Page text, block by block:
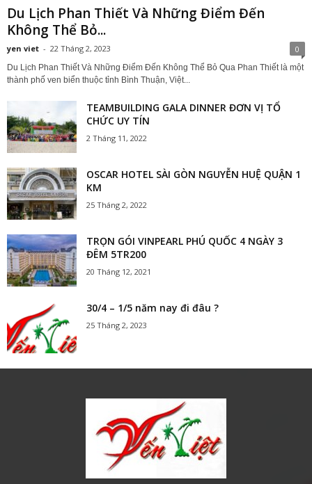
Du Lịch Phan Thiết Và Những Điểm Đến
Không Thể Bỏ...
yen viet - 22 Tháng 2, 2023 0
Du Lịch Phan Thiết Và Những Điểm Đến Không Thể Bỏ Qua Phan Thiết là một
thành phố ven biển thuộc tỉnh Bình Thuận, Việt...
TEAMBUILDING GALA DINNER ĐƠN VỊ TỔ
CHỨC UY TÍN
2 Tháng 11, 2022
OSCAR HOTEL SÀI GÒN NGUYỄN HUỆ QUẬN 1
KM
25 Tháng 2, 2022
TRỌN GÓI VINPEARL PHÚ QUỐC 4 NGÀY 3
ĐÊM 5TR200
20 Tháng 12, 2021
30/4 – 1/5 năm nay đi đâu ?
25 Tháng 2, 2023